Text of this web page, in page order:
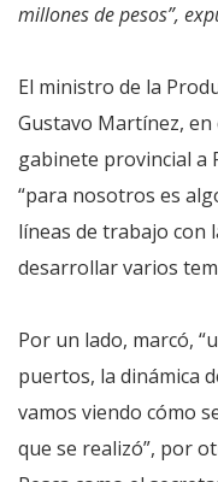
millones de pesos”,
El ministro de la
Gustavo Martínez, en
gabinete provincial a
“para nosotros es
líneas de trabajo con
desarrollar varios
Por un lado, marcó,
puertos, la dinámica
vamos viendo cómo
que se realizó”, por